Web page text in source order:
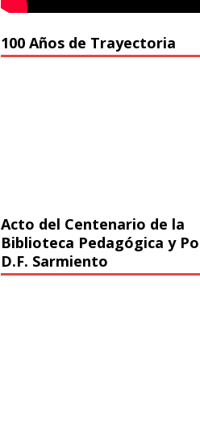
100 Años de Trayectoria
Acto del Centenario de la
Biblioteca Pedagógica y
D.F. Sarmiento